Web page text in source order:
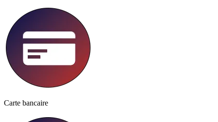
Carte bancaire